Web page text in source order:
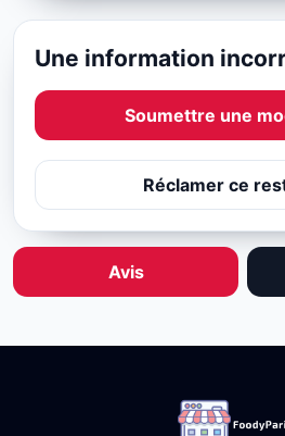
Une information
Soumettre une
Réclamer ce
Avis